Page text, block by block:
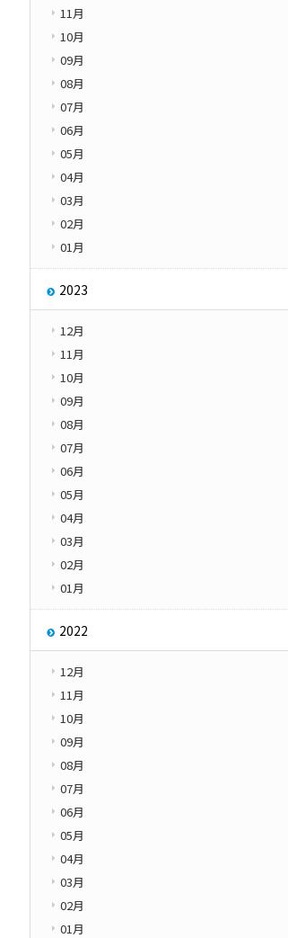
11月
10月
09月
08月
07月
06月
05月
04月
03月
02月
01月
2023
12月
11月
10月
09月
08月
07月
06月
05月
04月
03月
02月
01月
2022
12月
11月
10月
09月
08月
07月
06月
05月
04月
03月
02月
01月